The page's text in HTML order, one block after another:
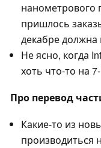
нанометрового
пришлось
декабре должна
Не ясно, когда
хоть что-то на
Про перевод
Какие-то из
производиться